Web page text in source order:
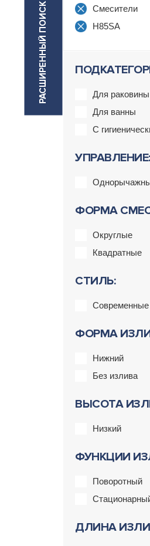
РАСШИРЕННЫЙ ПОИСК
Смесители
H85SA
Для раковины
Для ванны
С
УПРАВЛЕНИЕ:
ФОРМА
Округлые
Квадратные
СТИЛЬ:
Современные
ФОРМА
Нижний
Без излива
ВЫСОТА
Низкий
ФУНКЦИИ
Поворотный
ДЛИНА